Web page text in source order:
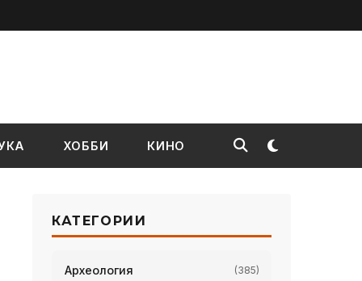
ХОББИ КИНО
КАТЕГОРИИ
Археология (385)